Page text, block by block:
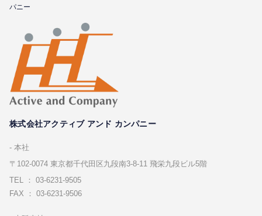
パニー
株式会社アクティブ アンド カンパニー
本社
〒102-0074 東京都千代⽥区九段南3-8-11 飛栄九段ビル5階
TEL ： 03-6231-9505
FAX ： 03-6231-9506